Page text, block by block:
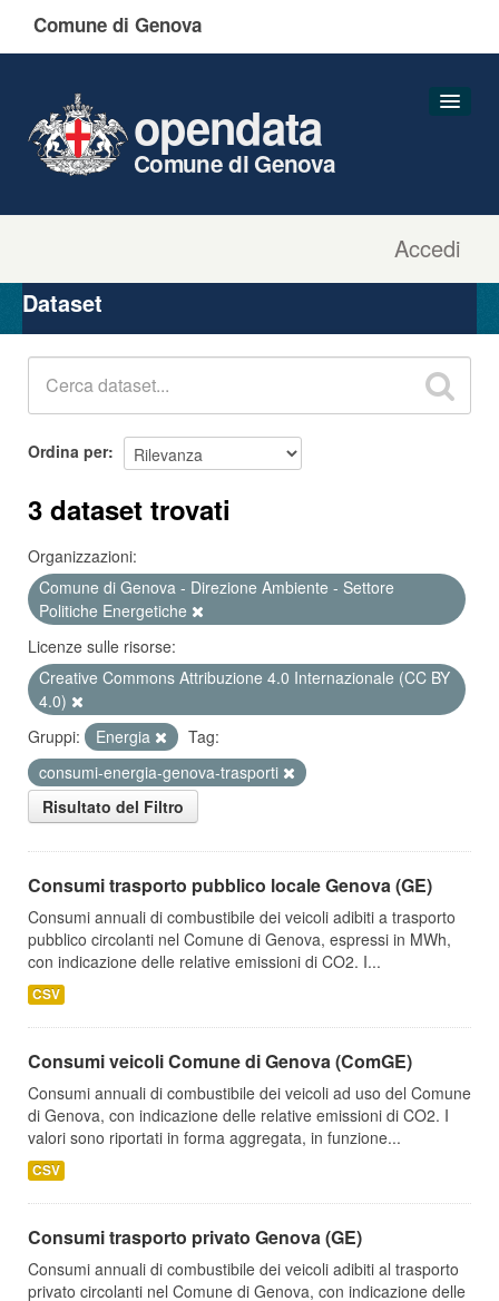
Comune di Genova
Accedi
opendata
Comune di Genova
Organizzazioni
Gruppi
Dataset
Ordina per
3 dataset trovati
Organizzazioni:
Comune di Genova - Direzione Ambiente - Settore
Politiche Energetiche
Licenze sulle risorse:
Creative Commons Attribuzione 4.0 Internazionale (CC BY
4.0)
Gruppi:
Energia
Tag:
consumi-energia-genova-trasporti
Risultato del Filtro
Consumi trasporto pubblico locale Genova (GE)
Consumi annuali di combustibile dei veicoli adibiti a trasporto
pubblico circolanti nel Comune di Genova, espressi in MWh,
con indicazione delle relative emissioni di CO2. I...
CSV
Consumi veicoli Comune di Genova (ComGE)
Consumi annuali di combustibile dei veicoli ad uso del Comune
di Genova, con indicazione delle relative emissioni di CO2. I
valori sono riportati in forma aggregata, in funzione...
CSV
Consumi trasporto privato Genova (GE)
Consumi annuali di combustibile dei veicoli adibiti al trasporto
privato circolanti nel Comune di Genova, con indicazione delle